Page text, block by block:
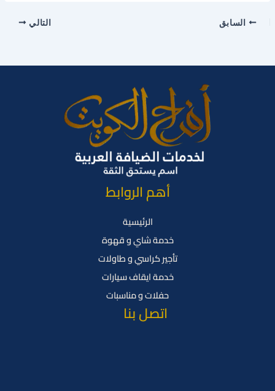
السابق التالي
أهم الروابط
الرئيسية
خدمة شاي و قهوة
تأجير كراسي و طاولات
خدمة ايقاف سيارات
حفلات و مناسبات
اتصل بنا